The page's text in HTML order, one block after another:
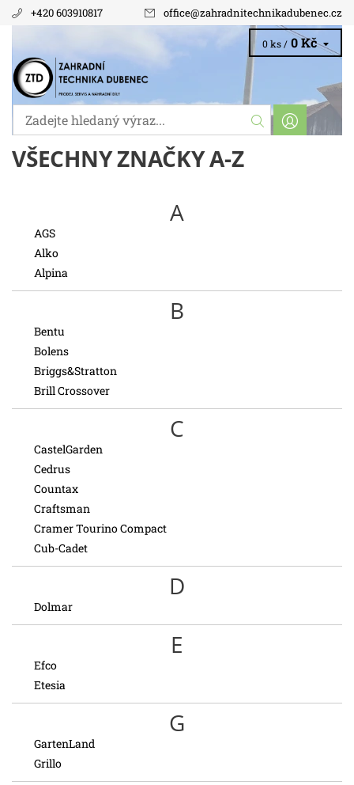
+420 603910817 office@zahradnitechnikadubenec.cz
0 ks / 0 Kč
VŠECHNY ZNAČKY A-Z
A
AGS
Alko
Alpina
B
Bentu
Bolens
Briggs&Stratton
Brill Crossover
C
CastelGarden
Cedrus
Countax
Craftsman
Cramer Tourino Compact
Cub-Cadet
D
Dolmar
E
Efco
Etesia
G
GartenLand
Grillo